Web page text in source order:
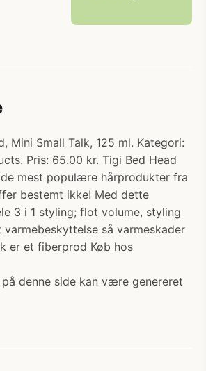
Mini Small Talk, 125 ml. Kategori:
Pris: 65.00 kr. Tigi Bed Head
de mest populære hårprodukter fra
bestemt ikke! Med dette
3 i 1 styling; flot volume, styling
så varmeskader
er et fiberprod Køb hos
denne side kan være genereret